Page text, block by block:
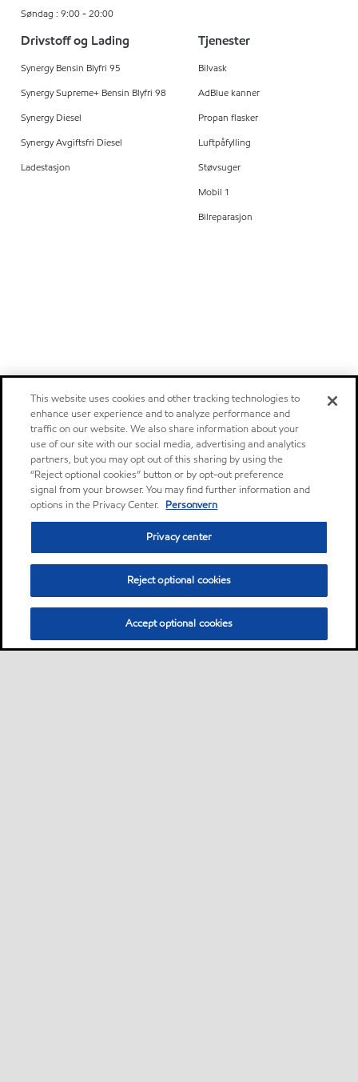
Søndag : 9:00 - 20:00
Drivstoff og Lading
Synergy Bensin Blyfri 95
Synergy Supreme+ Bensin Blyfri 98
Synergy Diesel
Synergy Avgiftsfri Diesel
Ladestasjon
Tjenester
Bilvask
AdBlue kanner
Propan flasker
Luftpåfylling
Støvsuger
Mobil 1
Bilreparasjon
This website uses cookies and other tracking technologies to
enhance user experience and to analyze performance and
traffic on our website. We also share information about your
use of our site with our social media, advertising and analytics
partners, but you may opt out of this sharing by using the
“Reject optional cookies” button or by opt-out preference
signal from your browser. You may find further information and
options in the Privacy Center. Personvern
Privacy center
Reject optional cookies
Accept optional cookies